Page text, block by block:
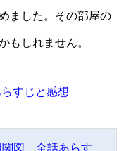
ました。その部屋の
もしれません。
すじと感想
関図 全話あらす